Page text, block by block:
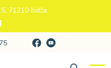
71210 Ilidža